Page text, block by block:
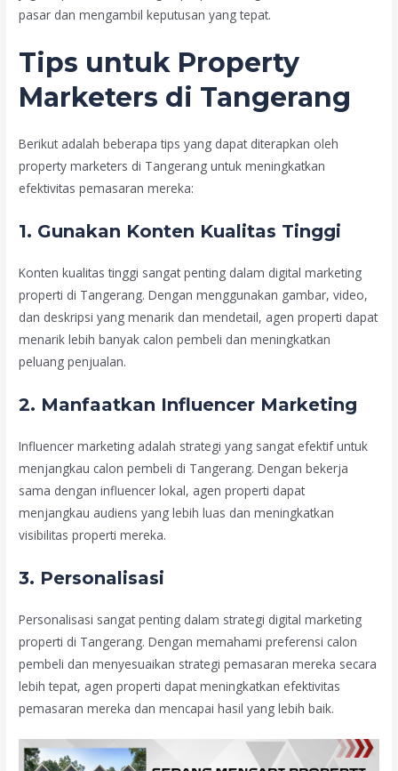
pasar dan mengambil keputusan yang tepat.
Tips untuk Property
Marketers di Tangerang
Berikut adalah beberapa tips yang dapat diterapkan oleh
property marketers di Tangerang untuk meningkatkan
efektivitas pemasaran mereka:
1. Gunakan Konten Kualitas Tinggi
Konten kualitas tinggi sangat penting dalam digital marketing
properti di Tangerang. Dengan menggunakan gambar, video,
dan deskripsi yang menarik dan mendetail, agen properti dapat
menarik lebih banyak calon pembeli dan meningkatkan
peluang penjualan.
2. Manfaatkan Influencer Marketing
Influencer marketing adalah strategi yang sangat efektif untuk
menjangkau calon pembeli di Tangerang. Dengan bekerja
sama dengan influencer lokal, agen properti dapat
menjangkau audiens yang lebih luas dan meningkatkan
visibilitas properti mereka.
3. Personalisasi
Personalisasi sangat penting dalam strategi digital marketing
properti di Tangerang. Dengan memahami preferensi calon
pembeli dan menyesuaikan strategi pemasaran mereka secara
lebih tepat, agen properti dapat meningkatkan efektivitas
pemasaran mereka dan mencapai hasil yang lebih baik.